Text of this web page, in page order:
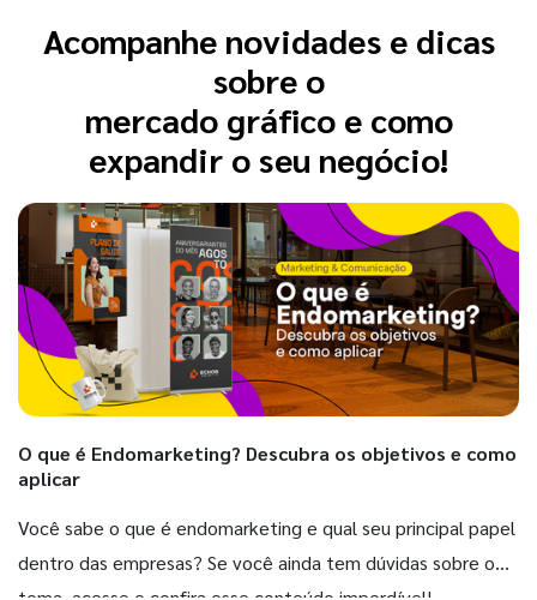
Acompanhe novidades e dicas
sobre o
mercado gráfico e como
expandir o seu negócio!
O que é Endomarketing? Descubra os objetivos e como
aplicar
Você sabe o que é endomarketing e qual seu principal papel
dentro das empresas? Se você ainda tem dúvidas sobre o